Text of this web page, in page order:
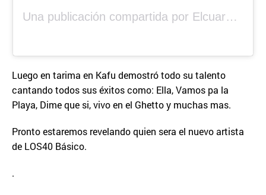
Una publicación compartida por Elcuara (@elcuara.25)
Luego en tarima en Kafu demostró todo su talento
cantando todos sus éxitos como: Ella, Vamos pa la
Playa, Dime que si, vivo en el Ghetto y muchas mas.
Pronto estaremos revelando quien sera el nuevo artista
de LOS40 Básico.
.